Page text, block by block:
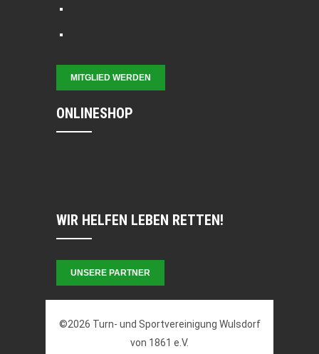
MITGLIED WERDEN
ONLINESHOP
WIR HELFEN LEBEN RETTEN!
UNSERE PARTNER
©2026 Turn- und Sportvereinigung Wulsdorf
von 1861 e.V.